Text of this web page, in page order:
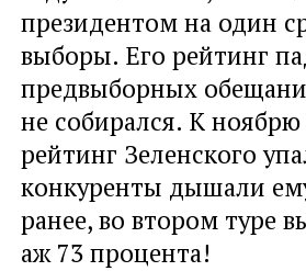
президентом на один
выборы. Его рейтинг
предвыборных
не собирался. К
рейтинг Зеленского
конкуренты дышали
ранее, во втором туре
аж 73 процента!